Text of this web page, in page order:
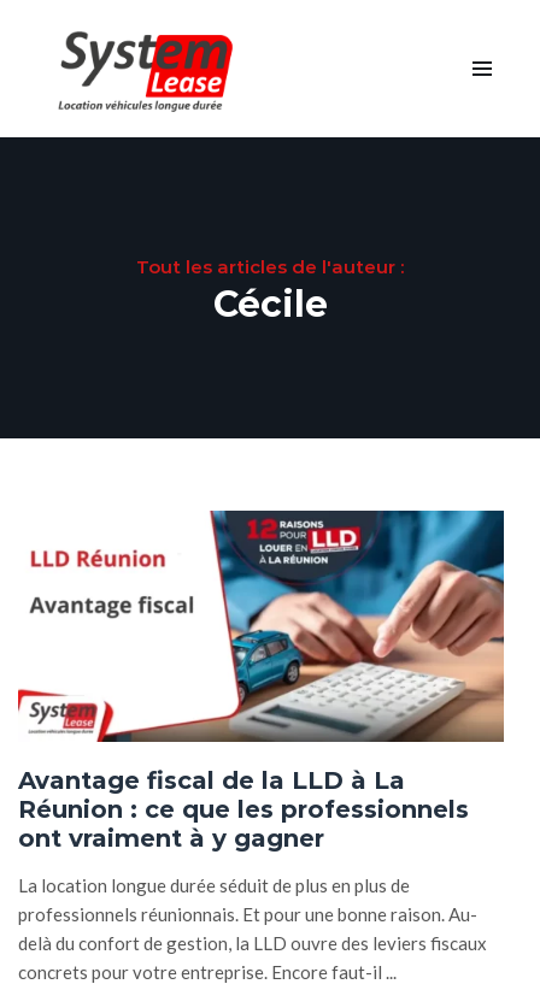
Tout les articles de l'auteur :
Cécile
Avantage fiscal de la LLD à La
Réunion : ce que les professionnels
ont vraiment à y gagner
La location longue durée séduit de plus en plus de
professionnels réunionnais. Et pour une bonne raison. Au-
delà du confort de gestion, la LLD ouvre des leviers fiscaux
concrets pour votre entreprise. Encore faut-il ...